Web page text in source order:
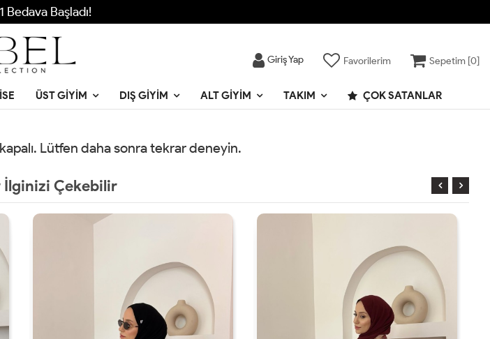
Bedava Başladı!
Giriş Yap Favorilerim Sepetim [0]
ÜST GIYIM DIŞ GIYIM ALT GIYIM TAKIM ÇOK SATANLAR
Lütfen daha sonra tekrar deneyin.
İlginizi Çekebilir